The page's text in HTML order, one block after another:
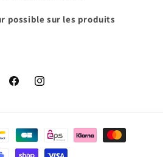
possible sur les produits
FacebookInstagram